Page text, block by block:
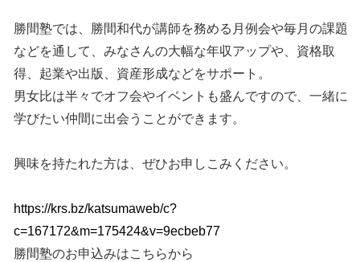
勝間塾では、勝間和代が講師を務める月例会や毎月の課題
などを通して、みなさんの大幅な年収アップや、資格取
得、起業や出版、資産形成などをサポート。
男女比は半々でオフ会やイベントも盛んですので、一緒に
学びたい仲間に出会うことができます。
興味を持たれた方は、ぜひお申しこみください。
https://krs.bz/katsumaweb/c?
c=167172&m=175424&v=9ecbeb77
勝間塾のお申込みはこちらから